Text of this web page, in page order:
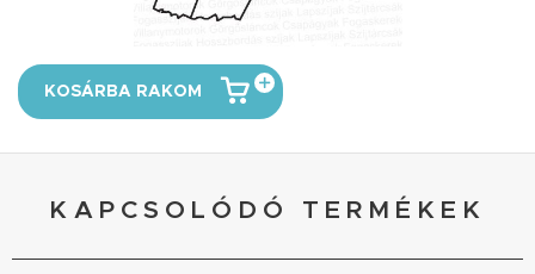
KOSÁRBA RAKOM
KAPCSOLÓDÓ TERMÉKEK